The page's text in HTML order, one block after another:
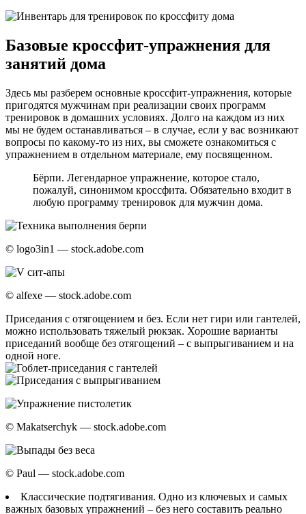
Базовые кроссфит-упражнения для
занятий дома
Здесь мы разберем основные кроссфит-упражнения, которые
пригодятся мужчинам при реализации своих программ
тренировок в домашних условиях. Долго на каждом из них
мы не будем останавливаться – в случае, если у вас возникают
вопросы по какому-то из них, вы сможете ознакомиться с
упражнением в отдельном материале, ему посвященном.
Бёрпи. Легендарное упражнение, которое стало,
пожалуй, синонимом кроссфита. Обязательно входит в
любую программу тренировок для мужчин дома.
© logo3in1 — stock.adobe.com
© alfexe — stock.adobe.com
Приседания с отягощением и без. Если нет гири или гантелей,
можно использовать тяжелый рюкзак. Хорошие варианты
приседаний вообще без отягощений – с выпрыгиванием и на
одной ноге.
© Makatserchyk — stock.adobe.com
© Paul — stock.adobe.com
Классические подтягивания. Одно из ключевых и самых
важных базовых упражнений – без него составить реально